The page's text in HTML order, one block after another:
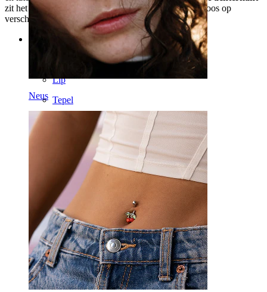
Neus
zit het comfortabel tegen de huid en werkt het moeiteloos op
verschillende plekken.
Categorieën
Navel
Lip
Tepel
Oor
Septum
14k Goud
Clip-on
Labret
Tong